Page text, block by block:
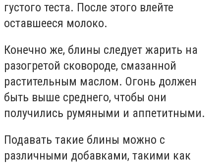
густого теста. После этого влейте
оставшееся молоко.
Конечно же, блины следует жарить на
разогретой сковороде, смазанной
растительным маслом. Огонь должен
быть выше среднего, чтобы они
получились румяными и аппетитными.
Подавать такие блины можно с
различными добавками, такими как